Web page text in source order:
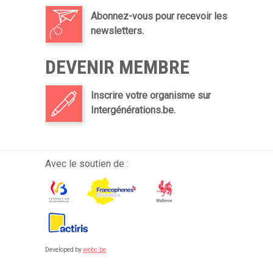
Abonnez-vous pour recevoir les
newsletters.
DEVENIR MEMBRE
Inscrire votre organisme sur
Intergénérations.be.
Avec le soutien de :
Developed bywebc.be